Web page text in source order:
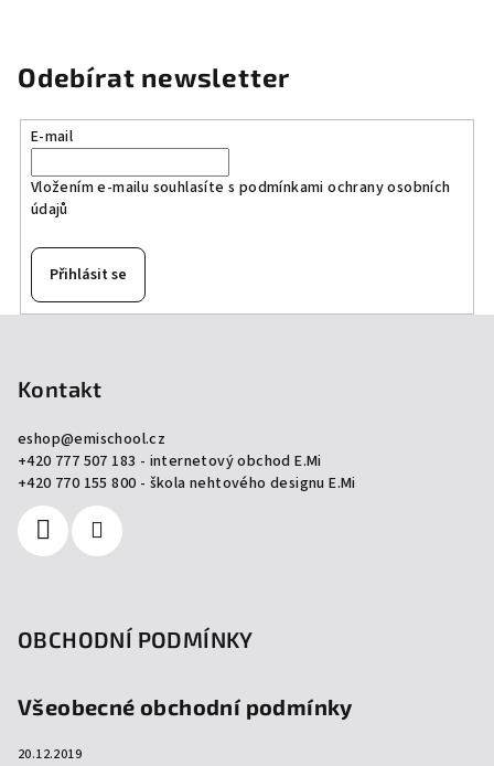
í
k
i
í
Odebírat newsletter
E-mail
Vložením e-mailu souhlasíte s podmínkami ochrany osobních
údajů
Přihlásit se
Kontakt
eshop@emischool.cz
+420 777 507 183 - internetový obchod E.Mi
+420 770 155 800 - škola nehtového designu E.Mi
OBCHODNÍ PODMÍNKY
Všeobecné obchodní podmínky
20.12.2019